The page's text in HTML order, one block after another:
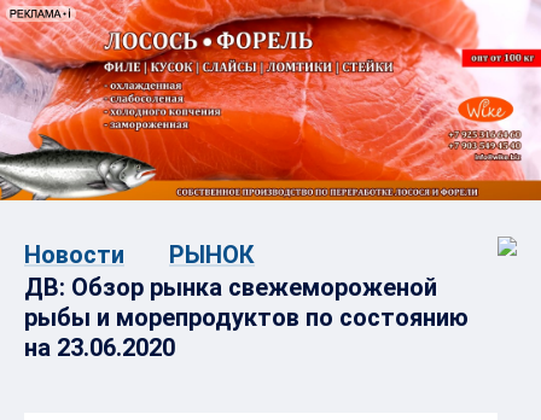
Новости
РЫНОК
ДВ: Обзор рынка свежемороженой
рыбы и морепродуктов по состоянию
на 23.06.2020